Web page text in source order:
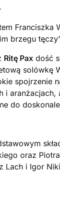
Franciszka
brzegu
Ritę Pax dość
solówkę
spojrzenie
aranżacjach,
do
oraz
Lach i Igor